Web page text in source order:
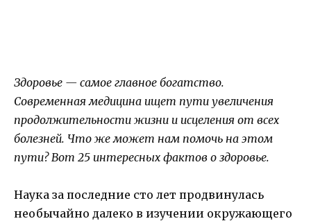
Здоровье — самое главное богатство.
Современная медицина ищет пути увеличения
продолжительности жизни и исцеления от всех
болезней. Что же может нам помочь на этом
пути? Вот 25 интересных фактов о здоровье.
Наука за последние сто лет продвинулась
необычайно далеко в изучении окружающего